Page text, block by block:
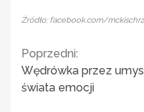
Źródło: facebook.com/
Continue
Reading
Poprzedni:
Wędrówka przez
świata emocji